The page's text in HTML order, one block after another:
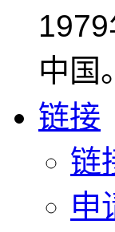
中国
链接
链
申